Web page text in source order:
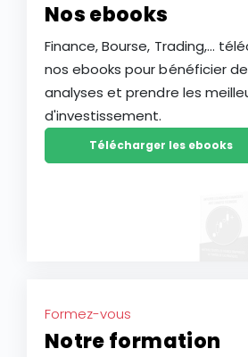
Nos ebooks
Finance, Bourse, Trading,...
nos ebooks pour bénéficier
analyses et prendre les
d'investissement.
Télécharger les ebooks
Formez-vous
Notre formation